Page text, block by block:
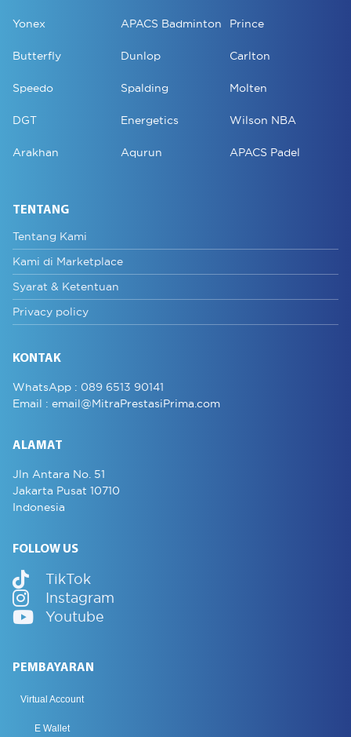
Yonex APACS Badminton Prince
Butterfly Dunlop Carlton
Speedo Spalding Molten
DGT Energetics Wilson NBA
Arakhan Aqurun APACS Padel
TENTANG
Tentang Kami
Kami di Marketplace
Syarat & Ketentuan
Privacy policy
KONTAK
WhatsApp : 089 6513 90141
Email : email@MitraPrestasiPrima.com
ALAMAT
Jln Antara No. 51
Jakarta Pusat 10710
Indonesia
FOLLOW US
TikTok
Instagram
Youtube
PEMBAYARAN
Virtual Account
E Wallet